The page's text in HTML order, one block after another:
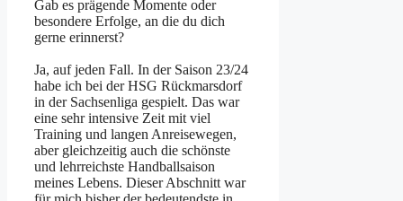
Gab es prägende Momente oder
besondere Erfolge, an die du dich
gerne erinnerst?
Ja, auf jeden Fall. In der Saison 23/24
habe ich bei der HSG Rückmarsdorf
in der Sachsenliga gespielt. Das war
eine sehr intensive Zeit mit viel
Training und langen Anreisewegen,
aber gleichzeitig auch die schönste
und lehrreichste Handballsaison
meines Lebens. Dieser Abschnitt war